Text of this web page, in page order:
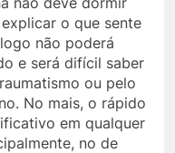
o que sente
não poderá
e será difícil saber
ou pelo
No mais, o rápido
em qualquer
no de